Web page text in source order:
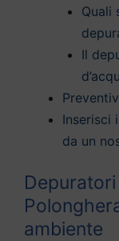
Quali
Il
Inserisci
da un
ambiente